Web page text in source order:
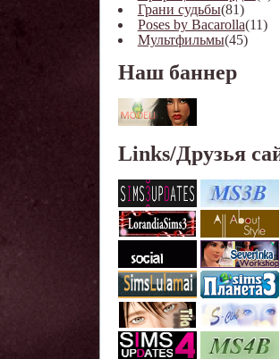
Грани судьбы(81)
Poses by Bacarolla(11)
Мультфильмы(45)
Наш баннер
Links/Друзья